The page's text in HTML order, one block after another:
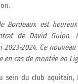
Bordeaux est
de David Guion.
2023-2024. Ce
en cas de montée en
sein du club aquitain,